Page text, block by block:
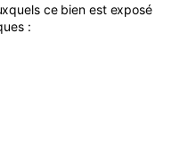
ce bien est exposé
: